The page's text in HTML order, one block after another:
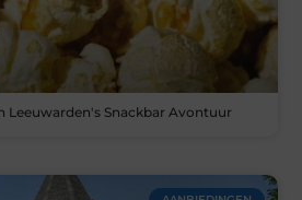
Leeuwarden's Snackbar Avontuur